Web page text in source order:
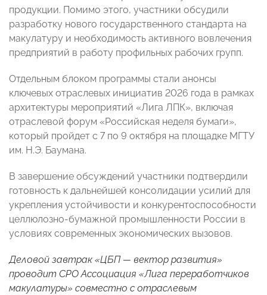
продукции. Помимо этого, участники обсудили
разработку нового государственного стандарта на
макулатуру и необходимость активного вовлечения
предприятий в работу профильных рабочих групп.
Отдельным блоком программы стали анонсы
ключевых отраслевых инициатив 2026 года в рамках
архитектуры мероприятий «Лига ЛПК», включая
отраслевой форум «Российская неделя бумаги»,
который пройдет с 7 по 9 октября на площадке МГТУ
им. Н.Э. Баумана.
В завершение обсуждений участники подтвердили
готовность к дальнейшей консолидации усилий для
укрепления устойчивости и конкурентоспособности
целлюлозно-бумажной промышленности России в
условиях современных экономических вызовов.
Деловой завтрак «ЦБП — вектор развития»
проводит СРО Ассоциация «Лига переработчиков
макулатуры» совместно с отраслевым